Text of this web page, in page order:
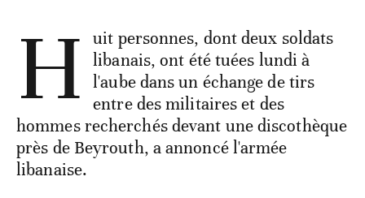
H
uit personnes, dont deux soldats
libanais, ont été tuées lundi à
l'aube dans un échange de tirs
entre des militaires et des
hommes recherchés devant une discothèque
près de Beyrouth, a annoncé l'armée
libanaise.